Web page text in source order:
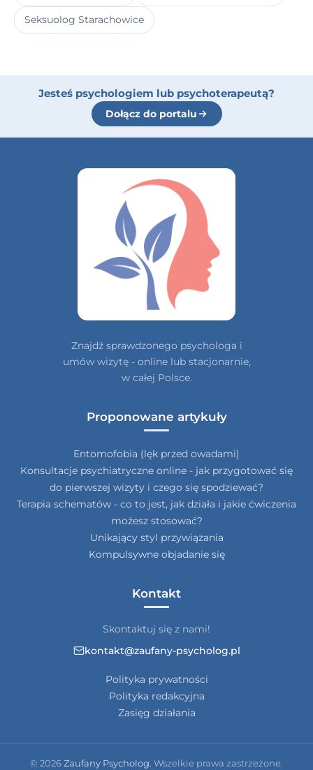
Seksuolog Starachowice
Jesteś psychologiem lub psychoterapeutą?
Dołącz do portalu
Znajdź sprawdzonego psychologa i
umów wizytę - online lub stacjonarnie,
w całej Polsce.
Proponowane artykuły
Entomofobia (lęk przed owadami)
Konsultacje psychiatryczne online - jak przygotować się
do pierwszej wizyty i czego się spodziewać?
Terapia schematów - co to jest, jak działa i jakie ćwiczenia
możesz stosować?
Unikający styl przywiązania
Kompulsywne objadanie się
Kontakt
Skontaktuj się z nami!
kontakt@zaufany-psycholog.pl
Polityka prywatności
Polityka redakcyjna
Zasięg działania
© 2026Zaufany Psycholog. Wszelkie prawa zastrzeżone.